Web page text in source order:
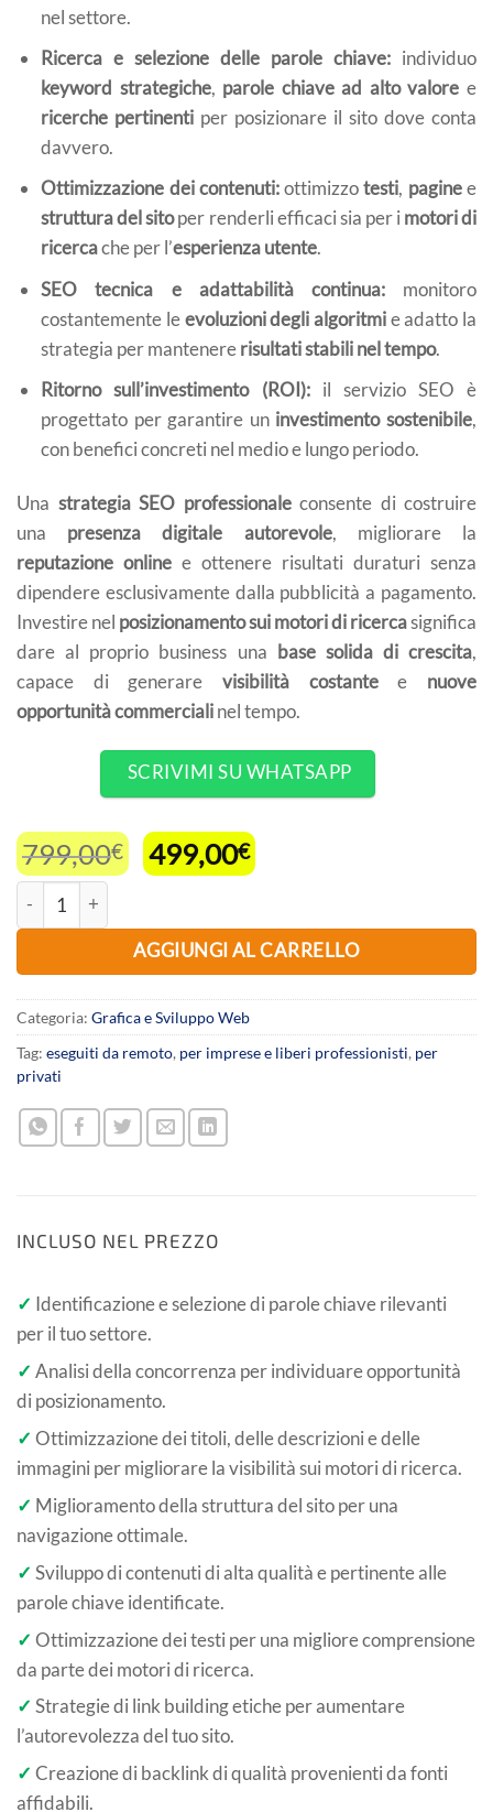
nel settore.
Ricerca e selezione delle parole chiave: individuo
keyword strategiche, parole chiave ad alto valore e
ricerche pertinenti per posizionare il sito dove conta
davvero.
Ottimizzazione dei contenuti:ottimizzotesti, paginee
struttura del sitoper renderli efficaci sia per i motori di
ricercache per l’esperienza utente.
SEO tecnica e adattabilità continua:monitoro
costantemente leevoluzioni degli algoritmie adatto la
strategia per mantenererisultati stabili nel tempo.
Ritorno sull’investimento (ROI):il servizio SEO è
progettato per garantire un investimento sostenibile,
con benefici concreti nel medio e lungo periodo.
Una strategia SEO professionaleconsente di costruire
una presenza digitale autorevole, migliorare la
reputazione online e ottenere risultati duraturi senza
dipendere esclusivamente dalla pubblicità a pagamento.
Investire nel posizionamento sui motori di ricercasignifica
dare al proprio business una base solida di crescita,
capace di generare visibilità costantee nuove
opportunità commercialinel tempo.
SCRIVIMI SU WHATSAPP
799,00€
Il
prezzo
era:
799,00€.
499,00€Il
prezzo
è:
499,00€.
Servizio di Search Engine Optimization (SEO) per migliorare il
AGGIUNGI AL CARRELLO
Categoria: Grafica e Sviluppo Web
Tag: eseguiti da remoto, per imprese e liberi professionisti, per
privati
INCLUSO NEL PREZZO
✓ Identificazione e selezione di parole chiave rilevanti
per il tuo settore.
✓ Analisi della concorrenza per individuare opportunità
di posizionamento.
✓ Ottimizzazione dei titoli, delle descrizioni e delle
immagini per migliorare la visibilità sui motori di ricerca.
✓ Miglioramento della struttura del sito per una
navigazione ottimale.
✓ Sviluppo di contenuti di alta qualità e pertinente alle
parole chiave identificate.
✓ Ottimizzazione dei testi per una migliore comprensione
da parte dei motori di ricerca.
✓ Strategie di link building etiche per aumentare
l’autorevolezza del tuo sito.
✓ Creazione di backlink di qualità provenienti da fonti
affidabili.